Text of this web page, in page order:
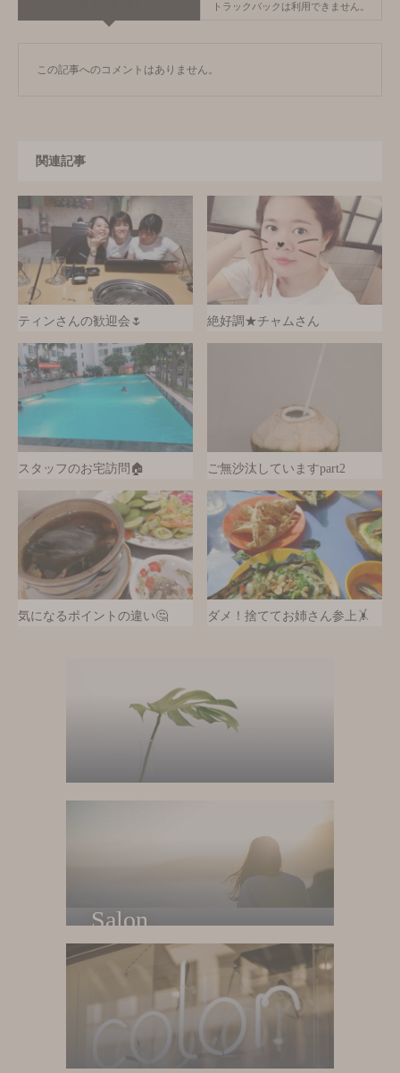
トラックバックは利用できません。
この記事へのコメントはありません。
関連記事
ティンさんの歓迎会🌷 絶好調★チャムさん
スタッフのお宅訪問🏠 ご無沙汰していますpart2
気になるポイントの違い🤔 ダメ！捨ててお姉さん参上🤸
Salon
Về salon